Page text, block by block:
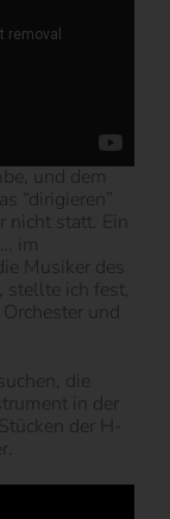
und dem
“dirigieren”
statt. Ein
im
Musiker des
stellte ich fest,
und
die
in der
der H-